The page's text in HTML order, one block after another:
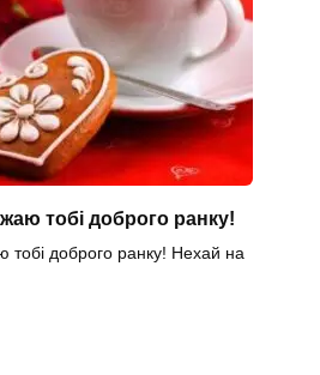
тобі доброго ранку!
тобі доброго ранку! Нехай на